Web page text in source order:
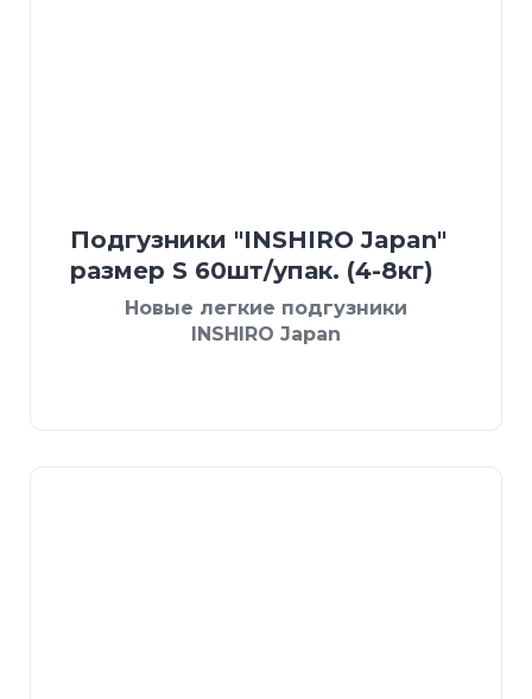
Подгузники "INSHIRO Japan"
размер S 60шт/упак. (4-8кг)
Новые легкие подгузники
INSHIRO Japan